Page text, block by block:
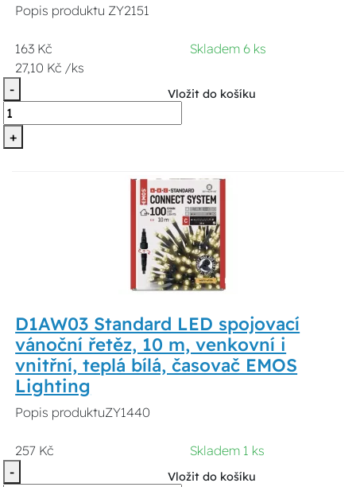
Popis produktu ZY2151
163 Kč
27,10 Kč /ks
Skladem 6 ks
-
+
Vložit do košíku
D1AW03 Standard LED spojovací
vánoční řetěz, 10 m, venkovní i
vnitřní, teplá bílá, časovač EMOS
Lighting
Popis produktuZY1440
257 Kč
Skladem 1 ks
-
Vložit do košíku